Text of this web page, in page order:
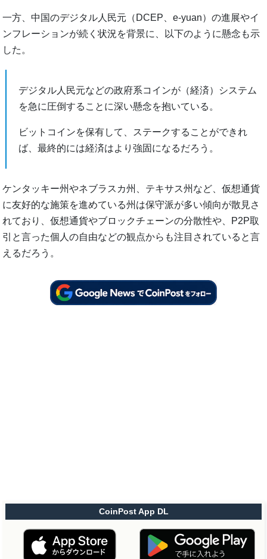
一方、中国のデジタル人民元（DCEP、e-yuan）の進展やイ
ンフレーションが続く状況を背景に、以下のように懸念も示
した。
デジタル人民元などの政府系コインが（経済）システム
を急に圧倒することに深い懸念を抱いている。
ビットコインを保有して、ステークすることができれ
ば、最終的には経済はより強固になるだろう。
ケンタッキー州やネブラスカ州、テキサス州など、仮想通貨
に友好的な施策を進めている州は保守派が多い傾向が散見さ
れており、仮想通貨やブロックチェーンの分散性や、P2P取
引と言った個人の自由などの観点からも注目されていると言
えるだろう。
CoinPost App DL